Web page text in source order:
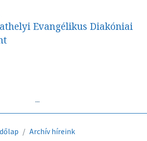
Evangélikus Diakóniai
...
Archív híreink